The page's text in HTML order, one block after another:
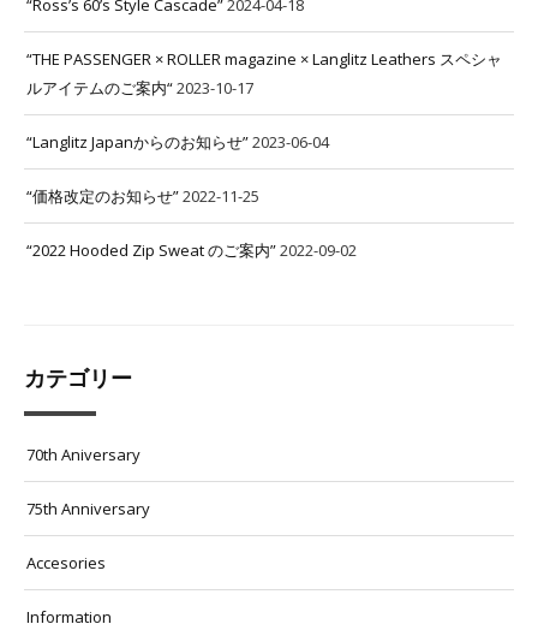
“Ross’s 60’s Style Cascade”2024-04-18
“THE PASSENGER × ROLLER magazine × Langlitz Leathers スペシャ
ルアイテムのご案内“2023-10-17
“Langlitz Japanからのお知らせ”2023-06-04
“価格改定のお知らせ”2022-11-25
“2022 Hooded Zip Sweat のご案内”2022-09-02
カテゴリー
70th Aniversary
75th Anniversary
Accesories
Information